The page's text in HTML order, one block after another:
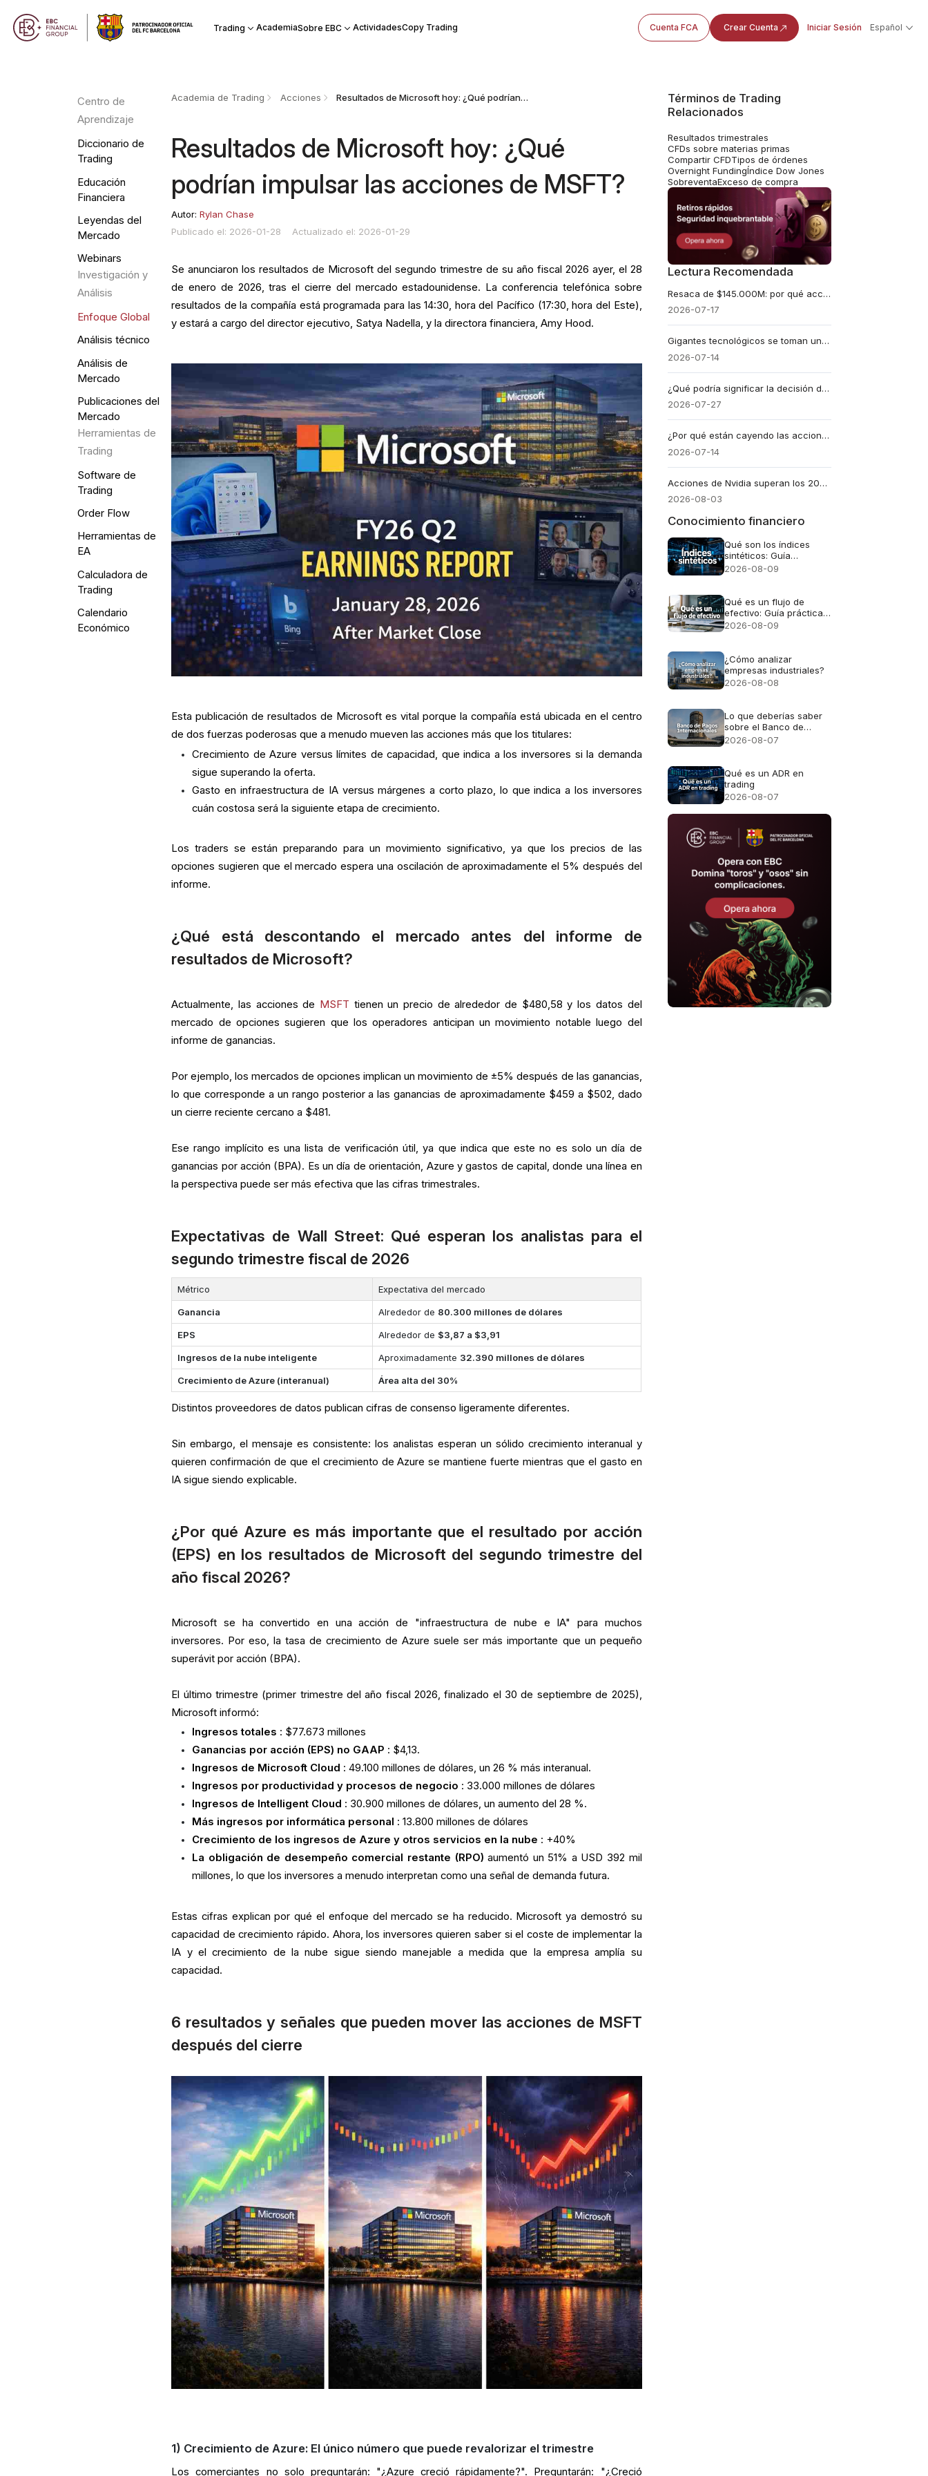
Trading AcademiaSobre EBC ActividadesCopy Trading Cuenta FCA Crear Cuenta Iniciar Sesión Español
Centro de
Aprendizaje
Diccionario de
Trading
Educación
Financiera
Leyendas del
Mercado
Webinars
Investigación y
Análisis
Enfoque Global
Análisis técnico
Análisis de
Mercado
Publicaciones del
Mercado
Herramientas de
Trading
Software de
Trading
Order Flow
Herramientas de
EA
Calculadora de
Trading
Calendario
Económico
Academia de Trading Acciones Resultados de Microsoft hoy: ¿Qué podrían impulsar las acciones de MSFT?
Resultados de Microsoft hoy: ¿Qué
podrían impulsar las acciones de MSFT?
Autor:Rylan Chase
Publicado el: 2026-01-28
Actualizado el: 2026-01-29
Se anunciaron los resultados de Microsoft del segundo trimestre de su año fiscal 2026 ayer, el 28
de enero de 2026, tras el cierre del mercado estadounidense. La conferencia telefónica sobre
resultados de la compañía está programada para las 14:30, hora del Pacífico (17:30, hora del Este),
y estará a cargo del director ejecutivo, Satya Nadella, y la directora financiera, Amy Hood.
Esta publicación de resultados de Microsoft es vital porque la compañía está ubicada en el centro
de dos fuerzas poderosas que a menudo mueven las acciones más que los titulares:
Crecimiento de Azure versus límites de capacidad, que indica a los inversores si la demanda
sigue superando la oferta.
Gasto en infraestructura de IA versus márgenes a corto plazo, lo que indica a los inversores
cuán costosa será la siguiente etapa de crecimiento.
Los traders se están preparando para un movimiento significativo, ya que los precios de las
opciones sugieren que el mercado espera una oscilación de aproximadamente el 5% después del
informe.
¿Qué está descontando el mercado antes del informe de
resultados de Microsoft?
Actualmente, las acciones de MSFT tienen un precio de alrededor de $480,58 y los datos del
mercado de opciones sugieren que los operadores anticipan un movimiento notable luego del
informe de ganancias.
Por ejemplo, los mercados de opciones implican un movimiento de ±5% después de las ganancias,
lo que corresponde a un rango posterior a las ganancias de aproximadamente $459 a $502, dado
un cierre reciente cercano a $481.
Ese rango implícito es una lista de verificación útil, ya que indica que este no es solo un día de
ganancias por acción (BPA). Es un día de orientación, Azure y gastos de capital, donde una línea en
la perspectiva puede ser más efectiva que las cifras trimestrales.
Expectativas de Wall Street: Qué esperan los analistas para el
segundo trimestre fiscal de 2026
Métrico Expectativa del mercado
Ganancia Alrededor de 80.300 millones de dólares
EPS Alrededor de $3,87 a $3,91
Ingresos de la nube inteligente Aproximadamente 32.390 millones de dólares
Crecimiento de Azure (interanual) Área alta del 30%
Distintos proveedores de datos publican cifras de consenso ligeramente diferentes.
Sin embargo, el mensaje es consistente: los analistas esperan un sólido crecimiento interanual y
quieren confirmación de que el crecimiento de Azure se mantiene fuerte mientras que el gasto en
IA sigue siendo explicable.
¿Por qué Azure es más importante que el resultado por acción
(EPS) en los resultados de Microsoft del segundo trimestre del
año fiscal 2026?
Microsoft se ha convertido en una acción de "infraestructura de nube e IA" para muchos
inversores. Por eso, la tasa de crecimiento de Azure suele ser más importante que un pequeño
superávit por acción (BPA).
El último trimestre (primer trimestre del año fiscal 2026, finalizado el 30 de septiembre de 2025),
Microsoft informó:
Ingresos totales : $77.673 millones
Ganancias por acción (EPS) no GAAP : $4,13.
Ingresos de Microsoft Cloud : 49.100 millones de dólares, un 26 % más interanual.
Ingresos por productividad y procesos de negocio : 33.000 millones de dólares
Ingresos de Intelligent Cloud : 30.900 millones de dólares, un aumento del 28 %.
Más ingresos por informática personal : 13.800 millones de dólares
Crecimiento de los ingresos de Azure y otros servicios en la nube : +40%
La obligación de desempeño comercial restante (RPO) aumentó un 51% a USD 392 mil
millones, lo que los inversores a menudo interpretan como una señal de demanda futura.
Estas cifras explican por qué el enfoque del mercado se ha reducido. Microsoft ya demostró su
capacidad de crecimiento rápido. Ahora, los inversores quieren saber si el coste de implementar la
IA y el crecimiento de la nube sigue siendo manejable a medida que la empresa amplía su
capacidad.
6 resultados y señales que pueden mover las acciones de MSFT
después del cierre
1) Crecimiento de Azure: El único número que puede revalorizar el trimestre
Los comerciantes no solo preguntarán: "¿Azure creció rápidamente?". Preguntarán: "¿Creció
Términos de Trading
Relacionados
Resultados trimestrales
CFDs sobre materias primas
Compartir CFDTipos de órdenes
Overnight FundingÍndice Dow Jones
SobreventaExceso de compra
Lectura Recomendada
Resaca de $145.000M: por qué acciones de Meta se enfrenta a una dura realidad
2026-07-17
Gigantes tecnológicos se toman un respiro: acciones de Nvidia caen hoy
2026-07-14
¿Qué podría significar la decisión de la Fed del 29 de julio para el Nasdaq 100?
2026-07-27
¿Por qué están cayendo las acciones de Oracle?
2026-07-14
Acciones de Nvidia superan los 200 dólares y lideran el mercado
2026-08-03
Conocimiento financiero
Qué son los índices
sintéticos: Guía
completa para entender
2026-08-09
Qué es un flujo de
efectivo: Guía práctica
para entenderlo y
2026-08-09
¿Cómo analizar
empresas industriales?
2026-08-08
Lo que deberías saber
sobre el Banco de
Pagos Internacionales
2026-08-07
Qué es un ADR en
trading
2026-08-07